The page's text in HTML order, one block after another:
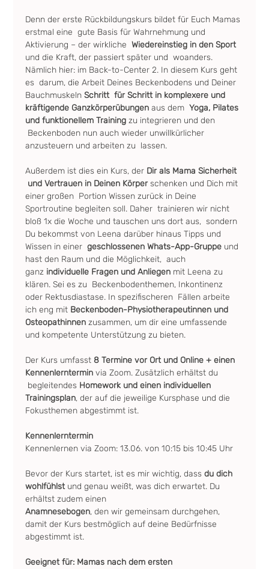
Denn der erste Rückbildungskurs bildet für Euch Mamas
erstmal eine  gute Basis für Wahrnehmung und
Aktivierung – der wirkliche Wiedereinstieg in den Sport
und die Kraft, der passiert später und  woanders.
Nämlich hier: im Back-to-Center 2. In diesem Kurs geht
es  darum, die Arbeit Deines Beckenbodens und Deiner
Bauchmuskeln Schritt  für Schritt in komplexere und
kräftigende Ganzkörperübungen aus dem Yoga, Pilates
und funktionellem Training zu integrieren und den
Beckenboden nun auch wieder unwillkürlicher
anzusteuern und arbeiten zu  lassen.
Außerdem ist dies ein Kurs, der Dir als Mama Sicherheit
und Vertrauen in Deinen Körper schenken und Dich mit
einer großen  Portion Wissen zurück in Deine
Sportroutine begleiten soll. Daher  trainieren wir nicht
bloß 1x die Woche und tauschen uns dort aus,  sondern
Du bekommst von Leena darüber hinaus Tipps und
Wissen in einer geschlossenen Whats-App-Gruppe und
hast den Raum und die Möglichkeit,  auch
ganz individuelle Fragen und Anliegen mit Leena zu
klären. Sei es zu  Beckenbodenthemen, Inkontinenz
oder Rektusdiastase. In spezifischeren  Fällen arbeite
ich eng mit Beckenboden-Physiotherapeutinnen und
Osteopathinnen zusammen, um dir eine umfassende
und kompetente Unterstützung zu bieten.
Der Kurs umfasst 8 Termine vor Ort und Online + einen
Kennenlerntermin via Zoom. Zusätzlich erhältst du
begleitendes Homework und einen individuellen
Trainingsplan, der auf die jeweilige Kursphase und die
Fokusthemen abgestimmt ist.
Kennenlerntermin
Kennenlernen via Zoom: 13.06. von 10:15 bis 10:45 Uhr
Bevor der Kurs startet, ist es mir wichtig, dass du dich
wohlfühlst und genau weißt, was dich erwartet. Du
erhältst zudem einen
Anamnesebogen, den wir gemeinsam durchgehen,
damit der Kurs bestmöglich auf deine Bedürfnisse
abgestimmt ist.
Geeignet für: Mamas nach dem ersten